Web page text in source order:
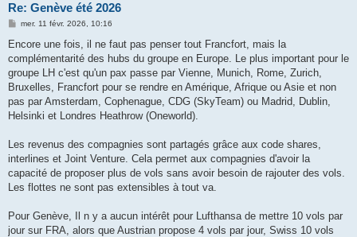
Re: Genève été 2026
M
s
a
g
mer. 11 févr. 2026, 10:16
Encore une fois, il ne faut pas penser tout Francfort, mais la
complémentarité des hubs du groupe en Europe. Le plus important pour le
groupe LH c'est qu'un pax passe par Vienne, Munich, Rome, Zurich,
Bruxelles, Francfort pour se rendre en Amérique, Afrique ou Asie et non
pas par Amsterdam, Cophenague, CDG (SkyTeam) ou Madrid, Dublin,
Helsinki et Londres Heathrow (Oneworld).
Les revenus des compagnies sont partagés grâce aux code shares,
interlines et Joint Venture. Cela permet aux compagnies d'avoir la
capacité de proposer plus de vols sans avoir besoin de rajouter des vols.
Les flottes ne sont pas extensibles à tout va.
Pour Genève, Il n y a aucun intérêt pour Lufthansa de mettre 10 vols par
jour sur FRA, alors que Austrian propose 4 vols par jour, Swiss 10 vols